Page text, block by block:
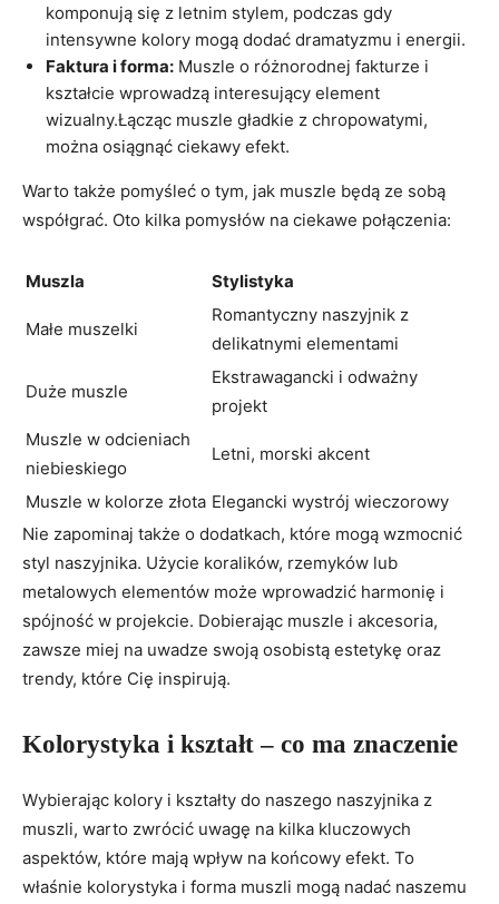
komponują się z letnim stylem, podczas gdy
intensywne kolory mogą dodać dramatyzmu i energii.
Faktura i forma: Muszle o różnorodnej fakturze i
kształcie wprowadzą interesujący element
wizualny.Łącząc muszle gładkie z chropowatymi,
można osiągnąć ciekawy efekt.
Warto także pomyśleć o tym, jak muszle będą ze sobą
współgrać. Oto kilka pomysłów na ciekawe połączenia:
Muszla Stylistyka
Małe muszelki
Romantyczny naszyjnik z
delikatnymi elementami
Duże muszle
Ekstrawagancki i odważny
projekt
Muszle w odcieniach
niebieskiego
Letni, morski akcent
Muszle w kolorze złota Elegancki wystrój wieczorowy
Nie zapominaj także o dodatkach, które mogą wzmocnić
styl naszyjnika. Użycie koralików, rzemyków lub
metalowych elementów może wprowadzić harmonię i
spójność w projekcie. Dobierając muszle i akcesoria,
zawsze miej na uwadze swoją osobistą estetykę oraz
trendy, które Cię inspirują.
Kolorystyka i kształt – co ma znaczenie
Wybierając kolory i kształty do naszego naszyjnika z
muszli, warto zwrócić uwagę na kilka kluczowych
aspektów, które mają wpływ na końcowy efekt. To
właśnie kolorystyka i forma muszli mogą nadać naszemu